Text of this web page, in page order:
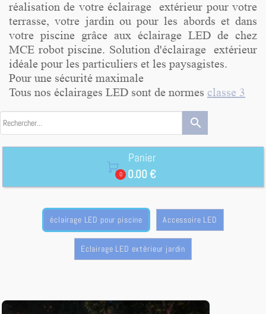
réalisation de votre éclairage extérieur pour votre
terrasse, votre jardin ou pour les abords et dans
votre piscine grâce aux éclairage LED de chez
MCE robot piscine. Solution d'éclairage extérieur
idéale pour les particuliers et les paysagistes.
Pour une sécurité maximale
Tous nos éclairages LED sont de normes classe 3
search

0
Panier
0.00 €
éclairage LED pour piscine Accessoire LED
Eclairage LED extérieur jardin